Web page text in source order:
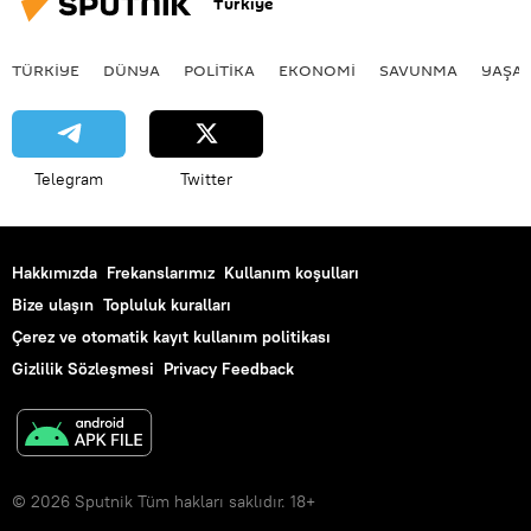
Türkiye
TÜRKIYE DÜNYA POLİTİKA EKONOMİ SAVUNMA
Telegram Twitter
Hakkımızda Frekanslarımız Kullanım koşulları
Bize ulaşın Topluluk kuralları
Çerez ve otomatik kayıt kullanım politikası
Gizlilik Sözleşmesi Privacy Feedback
© 2026 Sputnik Tüm hakları saklıdır. 18+